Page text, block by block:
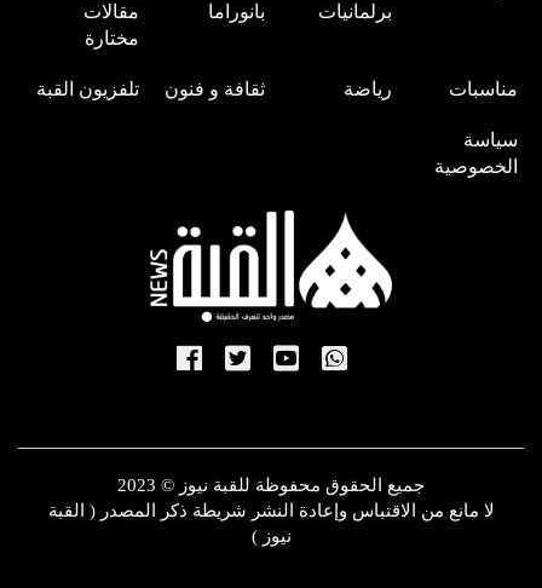
برلمانيات بانوراما
مقالات
مختارة
مناسبات رياضة ثقافة و فنون تلفزيون القبة
سياسة
الخصوصية
جميع الحقوق محفوظة للقبة نيوز © 2023
لا مانع من الاقتباس وإعادة النشر شريطة ذكر المصدر ( القبة
نيوز )